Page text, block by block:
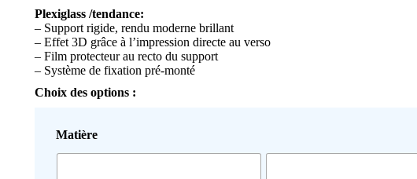
Plexiglass /tendance:
– Support rigide, rendu moderne brillant
– Effet 3D grâce à l’impression directe au verso
– Film protecteur au recto du support
– Système de fixation pré-monté
Choix des options :
Matière